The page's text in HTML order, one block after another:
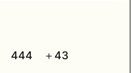
444 ＋43